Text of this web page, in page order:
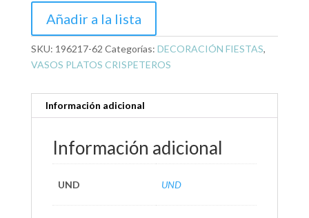
Añadir a la lista
SKU: 196217-62 Categorías: DECORACIÓN FIESTAS,
VASOS PLATOS CRISPETEROS
Información adicional
Información adicional
UND UND